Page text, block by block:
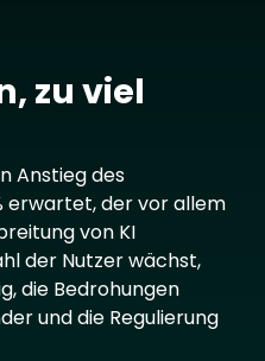
zu viel
Anstieg des
erwartet, der vor allem
von KI
der Nutzer wächst,
die Bedrohungen
und die Regulierung